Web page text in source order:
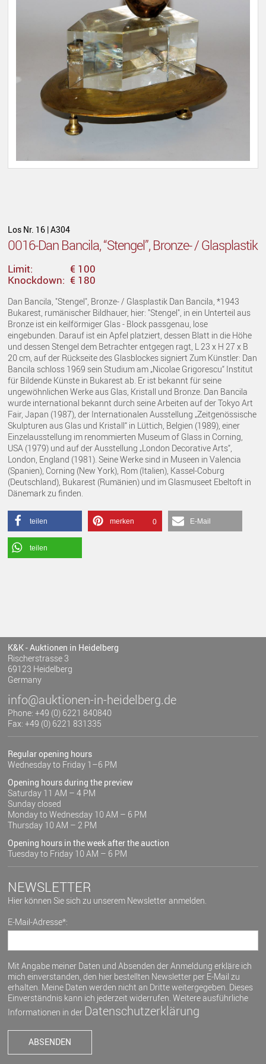
Los Nr. 16 | A304
0016-Dan Bancila, “Stengel”, Bronze- / Glasplastik
Limit:
€ 100
Knockdown: € 180
Dan Bancila, "Stengel", Bronze- / Glasplastik Dan Bancila, *1943
Bukarest, rumänischer Bildhauer, hier: "Stengel", in ein Unterteil aus
Bronze ist ein keilförmiger Glas - Block passgenau, lose
eingebunden. Darauf ist ein Apfel platziert, dessen Blatt in die Höhe
und dessen Stengel dem Betrachter entgegen ragt, L 23 x H 27 x B
20 cm, auf der Rückseite des Glasblockes signiert Zum Künstler: Dan
Bancila schloss 1969 sein Studium am „Nicolae Grigorescu“ Institut
für Bildende Künste in Bukarest ab. Er ist bekannt für seine
ungewöhnlichen Werke aus Glas, Kristall und Bronze. Dan Bancila
wurde international bekannt durch seine Arbeiten auf der Tokyo Art
Fair, Japan (1987), der Internationalen Ausstellung „Zeitgenössische
Skulpturen aus Glas und Kristall“ in Lüttich, Belgien (1989), einer
Einzelausstellung im renommierten Museum of Glass in Corning,
USA (1979) und auf der Ausstellung „London Decorative Arts“,
London, England (1981). Seine Werke sind in Museen in Valencia
(Spanien), Corning (New York), Rom (Italien), Kassel-Coburg
(Deutschland), Bukarest (Rumänien) und im Glasmuseet Ebeltoft in
Dänemark zu finden.
teilen merken 0 E-Mail
teilen
K&K - Auktionen in Heidelberg
Rischerstrasse 3
69123 Heidelberg
Germany
info@auktionen-in-heidelberg.de
Phone: +49 (0) 6221 840840
Fax: +49 (0) 6221 831335
Regular opening hours
Wednesday to Friday 1–6 PM
Opening hours during the preview
Saturday 11 AM – 4 PM
Sunday closed
Monday to Wednesday 10 AM – 6 PM
Thursday 10 AM – 2 PM
Opening hours in the week after the auction
Tuesday to Friday 10 AM – 6 PM
NEWSLETTER
Hier können Sie sich zu unserem Newsletter anmelden.
E-Mail-Adresse*:
Mit Angabe meiner Daten und Absenden der Anmeldung erkläre ich
mich einverstanden, den hier bestellten Newsletter per E-Mail zu
erhalten. Meine Daten werden nicht an Dritte weitergegeben. Dieses
Einverständnis kann ich jederzeit widerrufen. Weitere ausführliche
Informationen in der Datenschutzerklärung